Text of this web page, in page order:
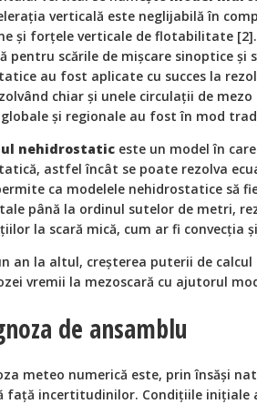
verticală este neglijabilă în
și forțele verticale de flotabilitate
pentru scările de mișcare sinoptice și
au fost aplicate cu succes la
chiar și unele circulații de
și regionale au fost în mod
nehidrostatic este un model în
astfel încât se poate rezolva
ca modelele nehidrostatice să
până la ordinul sutelor de metri,
la scară mică, cum ar fi convecția
an la altul, creșterea puterii de
vremii la mezoscară cu ajutorul
de ansamblu
meteo numerică este, prin însăși
față incertitudinilor. Condițiile inițiale